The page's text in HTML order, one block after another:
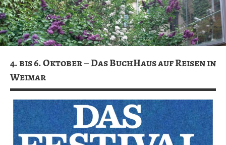
4. bis 6. Oktober – Das BuchHaus auf Reisen in
Weimar